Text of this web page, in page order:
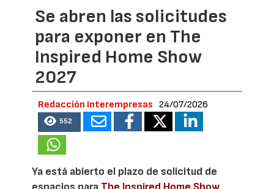
Se abren las solicitudes
para exponer en The
Inspired Home Show
2027
Redacción Interempresas 24/07/2026
552
Ya está abierto el plazo de solicitud de